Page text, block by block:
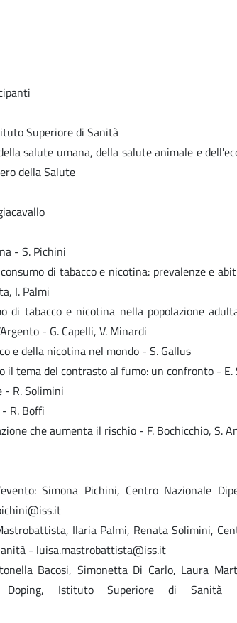
Superiore di Sanità
salute umana, della salute animale e
della Salute
- S. Pichini
di tabacco e nicotina: prevalenze e
I. Palmi
di tabacco e nicotina nella popolazione
- G. Capelli, V. Minardi
e della nicotina nel mondo - S. Gallus
il tema del contrasto al fumo: un confronto - E.
- R. Solimini
R. Boffi
che aumenta il rischio - F. Bochicchio, S.
Simona Pichini, Centro Nazionale
Ilaria Palmi, Renata Solimini,
- luisa.mastrobattista@iss.it
Bacosi, Simonetta Di Carlo, Laura
Doping, Istituto Superiore di Sanità -